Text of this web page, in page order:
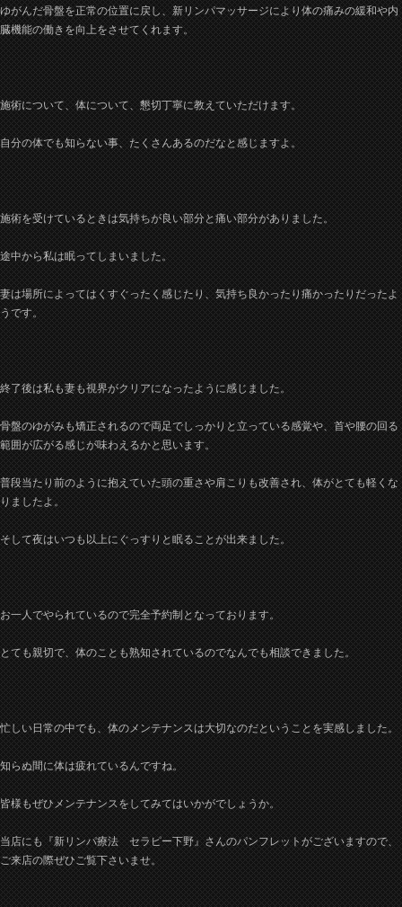
ゆがんだ骨盤を正常の位置に戻し、新リンパマッサージにより体の痛みの緩和や内
臓機能の働きを向上をさせてくれます。
施術について、体について、懇切丁寧に教えていただけます。
自分の体でも知らない事、たくさんあるのだなと感じますよ。
施術を受けているときは気持ちが良い部分と痛い部分がありました。
途中から私は眠ってしまいました。
妻は場所によってはくすぐったく感じたり、気持ち良かったり痛かったりだったよ
うです。
終了後は私も妻も視界がクリアになったように感じました。
骨盤のゆがみも矯正されるので両足でしっかりと立っている感覚や、首や腰の回る
範囲が広がる感じが味わえるかと思います。
普段当たり前のように抱えていた頭の重さや肩こりも改善され、体がとても軽くな
りましたよ。
そして夜はいつも以上にぐっすりと眠ることが出来ました。
お一人でやられているので完全予約制となっております。
とても親切で、体のことも熟知されているのでなんでも相談できました。
忙しい日常の中でも、体のメンテナンスは大切なのだということを実感しました。
知らぬ間に体は疲れているんですね。
皆様もぜひメンテナンスをしてみてはいかがでしょうか。
当店にも『新リンパ療法 セラピー下野』さんのパンフレットがございますので、
ご来店の際ぜひご覧下さいませ。